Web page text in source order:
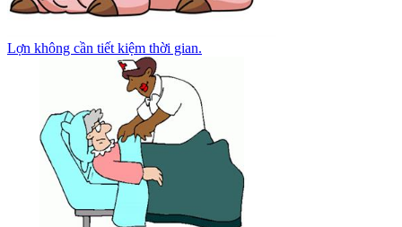
Lợn không cần tiết kiệm thời gian.